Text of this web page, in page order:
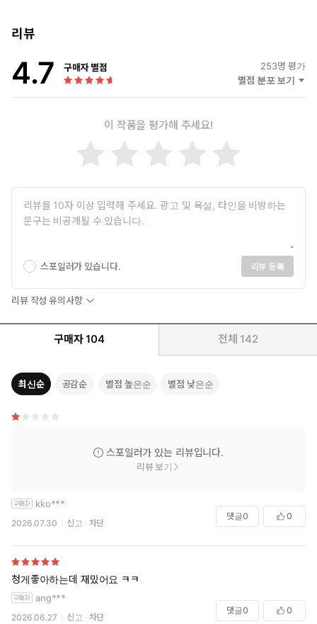
리뷰
4.7 구매자 별점 253명 평가
별점 분포 보기
이 작품을 평가해 주세요!
스포일러가 있습니다. 리뷰 등록
리뷰 작성 유의사항
구매자 104 전체 142
최신순 공감순 별점 높은순 별점 낮은순
스포일러가 있는 리뷰입니다.
리뷰 보기
kko***
2026.07.30 신고 차단
댓글0 0
청게좋아하는데 재밌어요 ㅋㅋ
ang***
2026.06.27 신고 차단
댓글0 0